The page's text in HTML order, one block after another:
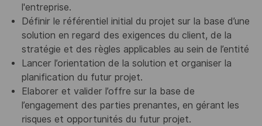
l'entreprise.
Définir le référentiel initial du projet sur la base d’une
solution en regard des exigences du client, de la
stratégie et des règles applicables au sein de l’entité
Lancer l’orientation de la solution et organiser la
planification du futur projet.
Elaborer et valider l’offre sur la base de
l’engagement des parties prenantes, en gérant les
risques et opportunités du futur projet.